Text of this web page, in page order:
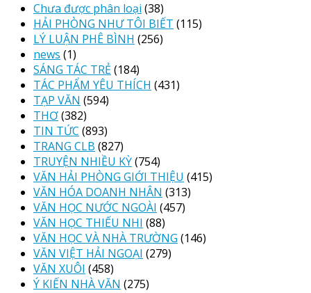
Chưa được phân loại (38)
HẢI PHÒNG NHƯ TÔI BIẾT (115)
LÝ LUẬN PHÊ BÌNH (256)
news (1)
SÁNG TÁC TRẺ (184)
TÁC PHẨM YÊU THÍCH (431)
TẠP VĂN (594)
THƠ(382)
TIN TỨC (893)
TRANG CLB (827)
TRUYỆN NHIỀU KỲ(754)
VĂN HẢI PHÒNG GIỚI THIỆU (415)
VĂN HÓA DOANH NHÂN (313)
VĂN HỌC NƯỚC NGOÀI (457)
VĂN HỌC THIẾU NHI (88)
VĂN HỌC VÀ NHÀ TRƯỜNG (146)
VĂN VIỆT HẢI NGOẠI (279)
VĂN XUÔI (458)
Ý KIẾN NHÀ VĂN (275)